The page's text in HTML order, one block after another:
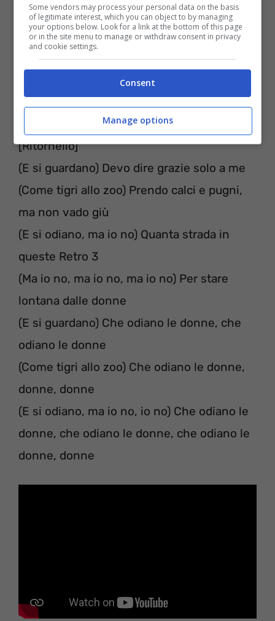
[Ponte]
Si guardano
Come tigri allo zoo
Ma io no (Ma io no)
[Ritornello]
(E si guardano) Devo dire grazie solo a me
(Come tigri allo zoo) Prendo calci e pugni,
ma non vado giù
(E si odiano, ma io no) Quanta strada in
queste Retro 3
(Ma io no, ma io no, ma io no) Per stare
lontana dalle donne
(E si guardano) Che odiano le donne, che
odiano le donne
(Come tigri allo zoo) Che odiano le donne,
donne, donne
(E si odiano, ma io no, io no) Che odiano le
donne, che odiano le donne, che odiano le
donne, donne
Some vendors may process your personal data on the basis
of legitimate interest, which you can object to by managing
your options below. Look for a link at the bottom of this page
or in the site menu to manage or withdraw consent in privacy
and cookie settings.
Consent
Manage options